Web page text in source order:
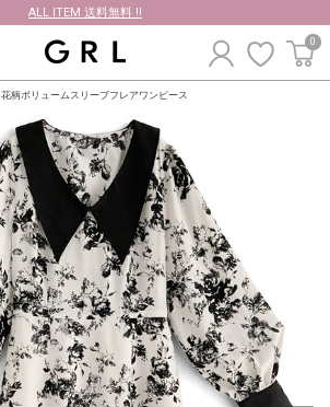
ALL ITEM 送料無料 !!
0
花柄ボリュームスリーブフレアワンピース